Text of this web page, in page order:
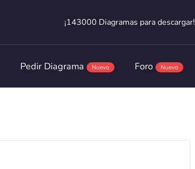
¡143000 Diagramas para descargar!
¡143000 Diagramas para descargar!
Pedir Diagrama Nuevo Foro Nuevo